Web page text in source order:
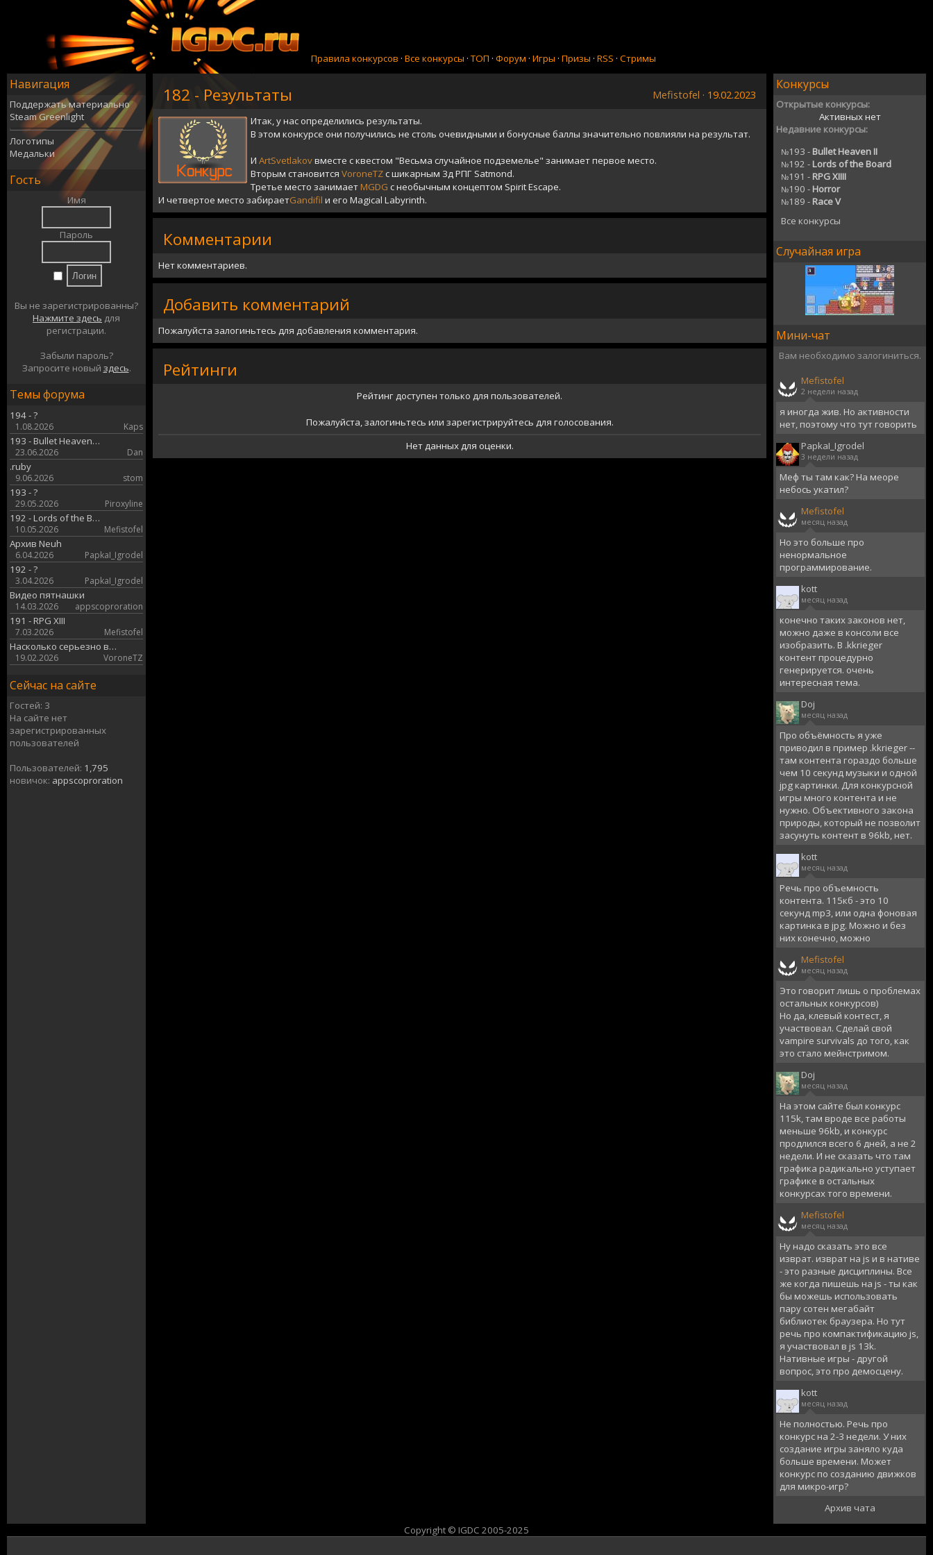
Правила конкурсов · Все конкурсы ·ТОП · Форум · Игры · Призы · RSS · Стримы
Навигация
Поддержать материально
Steam Greenlight
Логотипы
Медальки
Гость
Имя
Пароль
Вы не зарегистрированны?
Нажмите здесь для
регистрации.
Забыли пароль?
Запросите новый здесь.
Темы форума
194 - ?
1.08.2026 Kaps
193 - Bullet Heaven…
23.06.2026 Dan
.ruby
9.06.2026 stom
193 - ?
29.05.2026 Piroxyline
192 - Lords of the B…
10.05.2026 Mefistofel
Архив Neuh
6.04.2026 PapkaI_Igrodel
192 - ?
3.04.2026 PapkaI_Igrodel
Видео пятнашки
14.03.2026 appscoproration
191 - RPG XIII
7.03.2026 Mefistofel
Насколько серьезно в…
19.02.2026 VoroneTZ
Сейчас на сайте
Гостей: 3
На сайте нет
зарегистрированных
пользователей
Пользователей: 1,795
новичок: appscoproration
182 - Результаты Mefistofel · 19.02.2023
Итак, у нас определились результаты.
В этом конкурсе они получились не столь очевидными и бонусные баллы значительно повлияли на результат.
И ArtSvetlakovвместе с квестом "Весьма случайное подземелье" занимает первое место.
Вторым становится VoroneTZс шикарным 3д РПГ Satmond.
Третье место занимаетMGDG с необычным концептом Spirit Escape.
И четвертое место забираетGandifil и его Magical Labyrinth.
Комментарии
Нет комментариев.
Добавить комментарий
Пожалуйста залогиньтесь для добавления комментария.
Рейтинги
Рейтинг доступен только для пользователей.
Пожалуйста, залогиньтесь или зарегистрируйтесь для голосования.
Нет данных для оценки.
Конкурсы
Открытые конкурсы:
Активных нет
Недавние конкурсы:
№193 - Bullet Heaven II
№192 - Lords of the Board
№191 - RPG XIIII
№190 - Horror
№189 - Race V
Все конкурсы
Случайная игра
Мини-чат
Вам необходимо залогиниться.
Mefistofel
2 недели назад
я иногда жив. Но активности
нет, поэтому что тут говорить
PapkaI_Igrodel
3 недели назад
Меф ты там как? На меоре
небось укатил?
Mefistofel
месяц назад
Но это больше про
ненормальное
программирование.
kott
месяц назад
конечно таких законов нет,
можно даже в консоли все
изобразить. В .kkrieger
контент процедурно
генерируется. очень
интересная тема.
Doj
месяц назад
Про объёмность я уже
приводил в пример .kkrieger --
там контента гораздо больше
чем 10 секунд музыки и одной
jpg картинки. Для конкурсной
игры много контента и не
нужно. Объективного закона
природы, который не позволит
засунуть контент в 96kb, нет.
kott
месяц назад
Речь про объемность
контента. 115кб - это 10
секунд mp3, или одна фоновая
картинка в jpg. Можно и без
них конечно, можно
Mefistofel
месяц назад
Это говорит лишь о проблемах
остальных конкурсов)
Но да, клевый контест, я
участвовал. Сделай свой
vampire survivals до того, как
это стало мейнстримом.
Doj
месяц назад
На этом сайте был конкурс
115k, там вроде все работы
меньше 96kb, и конкурс
продлился всего 6 дней, а не 2
недели. И не сказать что там
графика радикально уступает
графике в остальных
конкурсах того времени.
Mefistofel
месяц назад
Ну надо сказать это все
изврат. изврат на js и в нативе
- это разные дисциплины. Все
же когда пишешь на js - ты как
бы можешь использовать
пару сотен мегабайт
библиотек браузера. Но тут
речь про компактификацию js,
я участвовал в js 13k.
Нативные игры - другой
вопрос, это про демосцену.
kott
месяц назад
Не полностью. Речь про
конкурс на 2-3 недели. У них
создание игры заняло куда
больше времени. Может
конкурс по созданию движков
для микро-игр?
Архив чата
Copyright © IGDC 2005-2025